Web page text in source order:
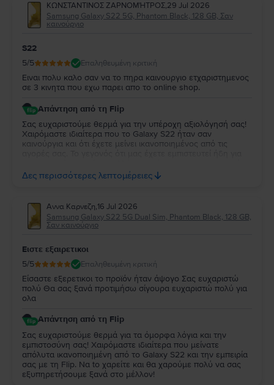
ΚΩΝΣΤΑΝΤΙΝΟΣ ΖΑΡΝΟΜΉΤΡΟΣ,29 Jul 2026
Samsung Galaxy S22 5G, Phantom Black, 128 GB, Σαν
καινούργιο
S22
5/5 Επαληθευμένη κριτική
Ειναι πολυ καλο σαν να το πηρα καινουργιο ετχαριστημενος
σε 3 κινητα που εχω παρει απο το online shop.
Απάντηση από τη Flip
Σας ευχαριστούμε θερμά για την υπέροχη αξιολόγησή σας!
Χαιρόμαστε ιδιαίτερα που το Galaxy S22 ήταν σαν
καινούργια και ότι έχετε μείνει ικανοποιημένος από τις
ειλικρινά για τη στήριξή σας. Σας ευχόμαστε να απολαύσετε
τη νέα σας συσκευή και θα χαρούμε να σας
Δες περισσότερες λεπτομέρειες
Αννα Καρνεζη,16 Jul 2026
Samsung Galaxy S22 5G Dual Sim, Phantom Black, 128 GB,
Σαν καινούργιο
Ειστε εξαιρετικοι
5/5 Επαληθευμένη κριτική
Είσαστε εξερετικοι το προϊόν ήταν άψογο Σας ευχαριστώ
πολύ Θα σας ξανά προτιμήσω σίγουρα ευχαριστώ πολύ για
ολα
Απάντηση από τη Flip
Σας ευχαριστούμε θερμά για τα όμορφα λόγια και την
εμπιστοσύνη σας! Χαιρόμαστε ιδιαίτερα που μείνατε
απόλυτα ικανοποιημένη από τo Galaxy S22 και την εμπειρία
σας με τη Flip. Να to χαρείτε και θα χαρούμε πολύ να σας
εξυπηρετήσουμε ξανά στο μέλλον!